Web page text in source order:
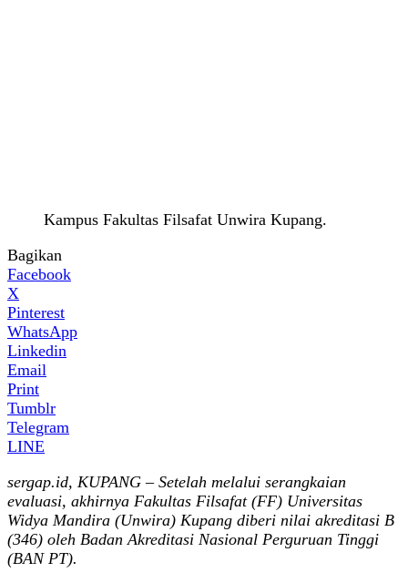
Kampus Fakultas Filsafat Unwira Kupang.
Bagikan
Facebook
X
Pinterest
WhatsApp
Linkedin
Email
Print
Tumblr
Telegram
LINE
sergap.id, KUPANG – Setelah melalui serangkaian
evaluasi, akhirnya Fakultas Filsafat (FF) Universitas
Widya Mandira (Unwira) Kupang diberi nilai akreditasi B
(346) oleh Badan Akreditasi Nasional Perguruan Tinggi
(BAN PT).